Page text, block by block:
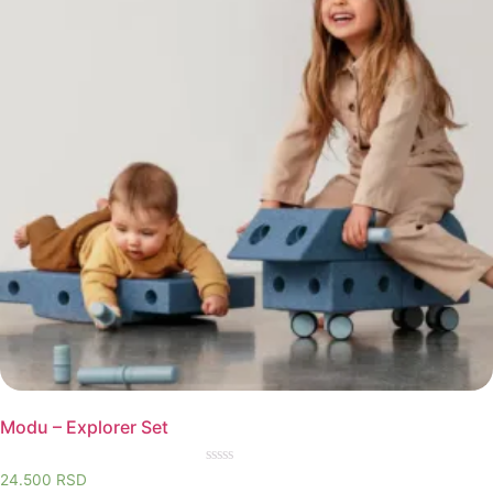
Modu – Explorer Set
24.500 RSD